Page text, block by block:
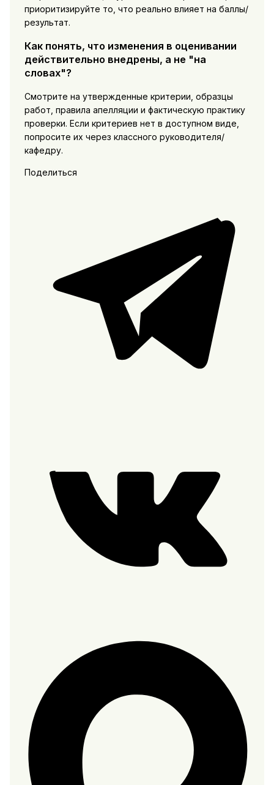
приоритизируйте то, что реально влияет на баллы/
результат.
Как понять, что изменения в оценивании
действительно внедрены, а не "на
словах"?
Смотрите на утвержденные критерии, образцы
работ, правила апелляции и фактическую практику
проверки. Если критериев нет в доступном виде,
попросите их через классного руководителя/
кафедру.
Поделиться